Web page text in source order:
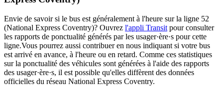
Envie de savoir si le bus est généralement à l'heure sur la ligne 52
(National Express Coventry)? Ouvrez l'appli Transit pour consulter
les rapports de ponctualité générés par les usager·ère·s pour cette
ligne.Vous pourrez aussi contribuer en nous indiquant si votre bus
est arrivé en avance, à l'heure ou en retard. Comme ces statistiques
sur la ponctualité des véhicules sont générées à l'aide des rapports
des usager·ère·s, il est possible qu'elles diffèrent des données
officielles du réseau National Express Coventry.